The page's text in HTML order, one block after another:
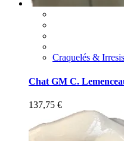
Craquelés &
Chat GM C.
137,75 €